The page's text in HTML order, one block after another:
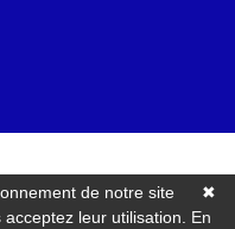
✖
de notre site
leur utilisation. En